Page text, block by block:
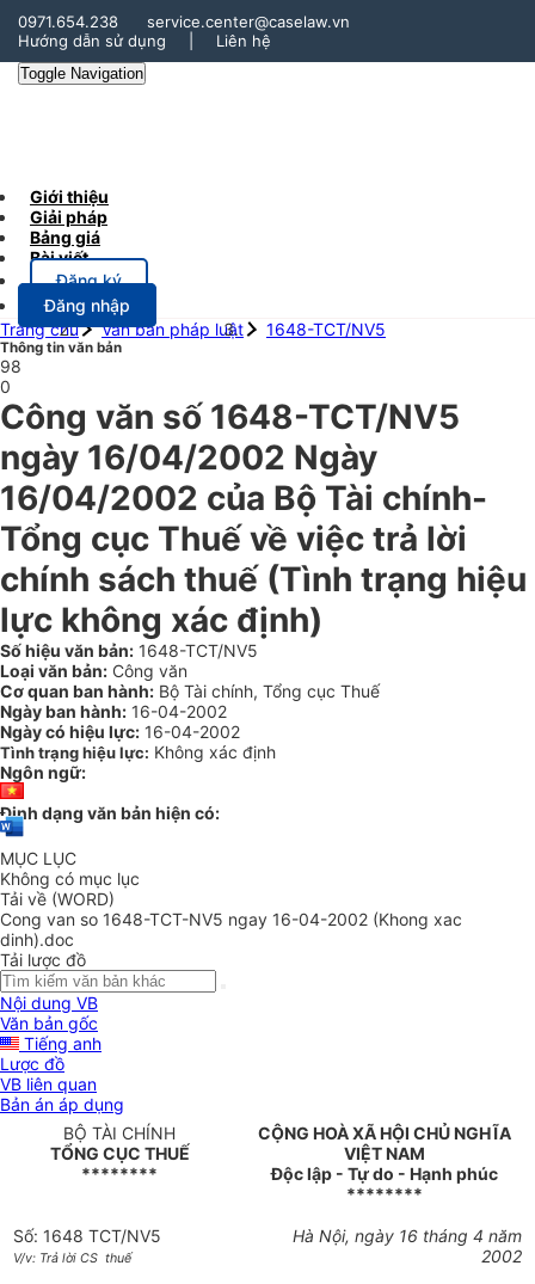
0971.654.238
service.center@caselaw.vn
Hướng dẫn sử dụng
Liên hệ
Toggle Navigation
Giới thiệu
Giải pháp
Bảng giá
Bài viết
Đăng ký
Đăng nhập
Trang chủ
Văn bản pháp luật 1648-TCT/NV5
Thông tin văn bản
98
0
Công văn số 1648-TCT/NV5
ngày 16/04/2002 Ngày
16/04/2002 của Bộ Tài chính-
Tổng cục Thuế về việc trả lời
chính sách thuế (Tình trạng hiệu
lực không xác định)
Số hiệu văn bản: 1648-TCT/NV5
Loại văn bản: Công văn
Cơ quan ban hành: Bộ Tài chính, Tổng cục Thuế
Ngày ban hành: 16-04-2002
Ngày có hiệu lực: 16-04-2002
Tình trạng hiệu lực: Không xác định
Ngôn ngữ:
Định dạng văn bản hiện có:
MỤC LỤC
Không có mục lục
Tải về (WORD)
Cong van so 1648-TCT-NV5 ngay 16-04-2002 (Khong xac
dinh).doc
Tải lược đồ
Nội dung VB
Văn bản gốc
Tiếng anh
Lược đồ
VB liên quan
Bản án áp dụng
BỘ TÀI CHÍNH
TỔNG CỤC THUẾ
********
CỘNG HOÀ XÃ HỘI CHỦ NGHĨA
VIỆT NAM
Độc lập - Tự do - Hạnh phúc
********
Số: 1648 TCT/NV5
V/v: Trả lời CS thuế
Hà Nội, ngày 16 tháng 4 năm
2002